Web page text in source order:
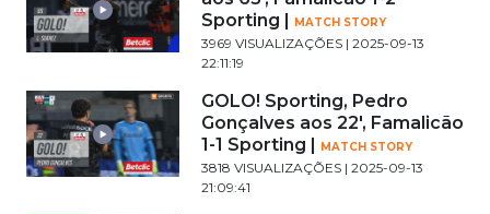
Sporting |
MATCH STORY
3969 VISUALIZAÇÕES | 2025-09-13
22:11:19
GOLO! Sporting, Pedro
Gonçalves aos 22', Famalicão
1-1 Sporting |
MATCH STORY
3818 VISUALIZAÇÕES | 2025-09-13
21:09:41